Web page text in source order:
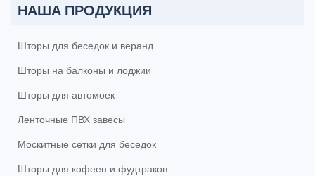
НАША ПРОДУКЦИЯ
Шторы для беседок и веранд
Шторы на балконы и лоджии
Шторы для автомоек
Ленточные ПВХ завесы
Москитные сетки для беседок
Шторы для кофеен и фудтраков